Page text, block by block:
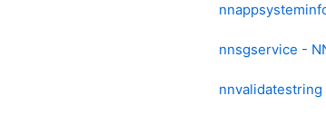
nnsgservice -